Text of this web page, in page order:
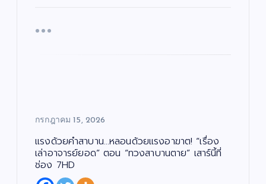
กรกฎาคม 15, 2026
แรงด้วยคำสาบาน…หลอนด้วยแรงอาฆาต! “เรื่อง
เล่าอาจารย์ยอด” ตอน “ทวงสาบานตาย” เสาร์นี้ที่
ช่อง 7HD